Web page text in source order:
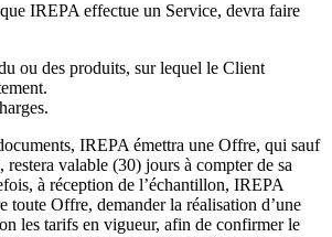
IREPA effectue un Service, devra faire
ou des produits, sur lequel le Client
IREPA émettra une Offre, qui sauf
restera valable (30) jours à compter de sa
à réception de l’échantillon, IREPA
toute Offre, demander la réalisation d’une
les tarifs en vigueur, afin de confirmer le